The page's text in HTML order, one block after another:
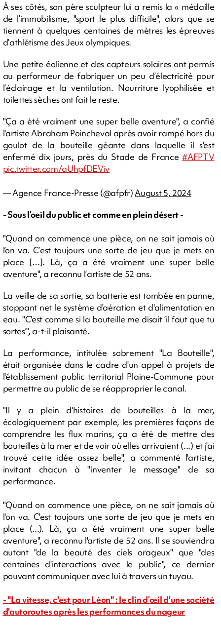
À ses côtés, son père sculpteur lui a remis la « médaille
de l’immobilisme, "sport le plus difficile", alors que se
tiennent à quelques centaines de mètres les épreuves
d’athlétisme des Jeux olympiques.
Une petite éolienne et des capteurs solaires ont permis
au performeur de fabriquer un peu d’électricité pour
l’éclairage et la ventilation. Nourriture lyophilisée et
toilettes sèches ont fait le reste.
"Ça a été vraiment une super belle aventure", a confié
l'artiste Abraham Poincheval après avoir rampé hors du
goulot de la bouteille géante dans laquelle il s'est
enfermé dix jours, près du Stade de France#AFPTV
pic.twitter.com/aUhpfDEViv
— Agence France-Presse (@afpfr)August 5, 2024
- Sous l’oeil du public et comme en plein désert -
"Quand on commence une pièce, on ne sait jamais où
l’on va. C’est toujours une sorte de jeu que je mets en
place […]. Là, ça a été vraiment une super belle
aventure", a reconnu l’artiste de 52 ans.
La veille de sa sortie, sa batterie est tombée en panne,
stoppant net le système d'aération et d'alimentation en
eau. "C'est comme si la bouteille me disait ‘il faut que tu
sortes’", a-t-il plaisanté.
La performance, intitulée sobrement "La Bouteille",
était organisée dans le cadre d'un appel à projets de
l'établissement public territorial Plaine-Commune pour
permettre au public de se réapproprier le canal.
"Il y a plein d'histoires de bouteilles à la mer,
écologiquement par exemple, les premières façons de
comprendre les flux marins, ça a été de mettre des
bouteilles à la mer et de voir où elles arrivaient (...) et j'ai
trouvé cette idée assez belle", a commenté l'artiste,
invitant chacun à "inventer le message" de sa
performance.
"Quand on commence une pièce, on ne sait jamais où
l'on va. C'est toujours une sorte de jeu que je mets en
place (...). Là, ça a été vraiment une super belle
aventure", a reconnu l'artiste de 52 ans. Il se souviendra
autant "de la beauté des ciels orageux" que "des
centaines d'interactions avec le public", ce dernier
pouvant communiquer avec lui à travers un tuyau.
- "La vitesse, c'est pour Léon" : le clin d’œil d'une société
d'autoroutes après les performances du nageur